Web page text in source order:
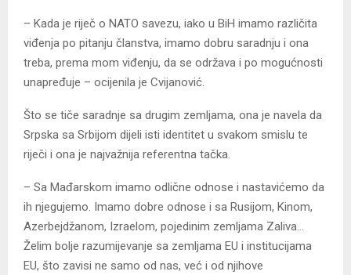
– Kada je riječ o NATO savezu, iako u BiH imamo različita
viđenja po pitanju članstva, imamo dobru saradnju i ona
treba, prema mom viđenju, da se održava i po mogućnosti
unapređuje – ocijenila je Cvijanović.
Što se tiče saradnje sa drugim zemljama, ona je navela da
Srpska sa Srbijom dijeli isti identitet u svakom smislu te
riječi i ona je najvažnija referentna tačka.
– Sa Mađarskom imamo odlične odnose i nastavićemo da
ih njegujemo. Imamo dobre odnose i sa Rusijom, Kinom,
Azerbejdžanom, Izraelom, pojedinim zemljama Zaliva…
Želim bolje razumijevanje sa zemljama EU i institucijama
EU, što zavisi ne samo od nas, već i od njihove